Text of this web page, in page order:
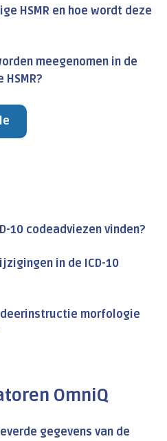
HSMR en hoe wordt deze
meegenomen in de
10 codeadviezen vinden?
in de ICD-10
morfologie
OmniQ
gegevens van de